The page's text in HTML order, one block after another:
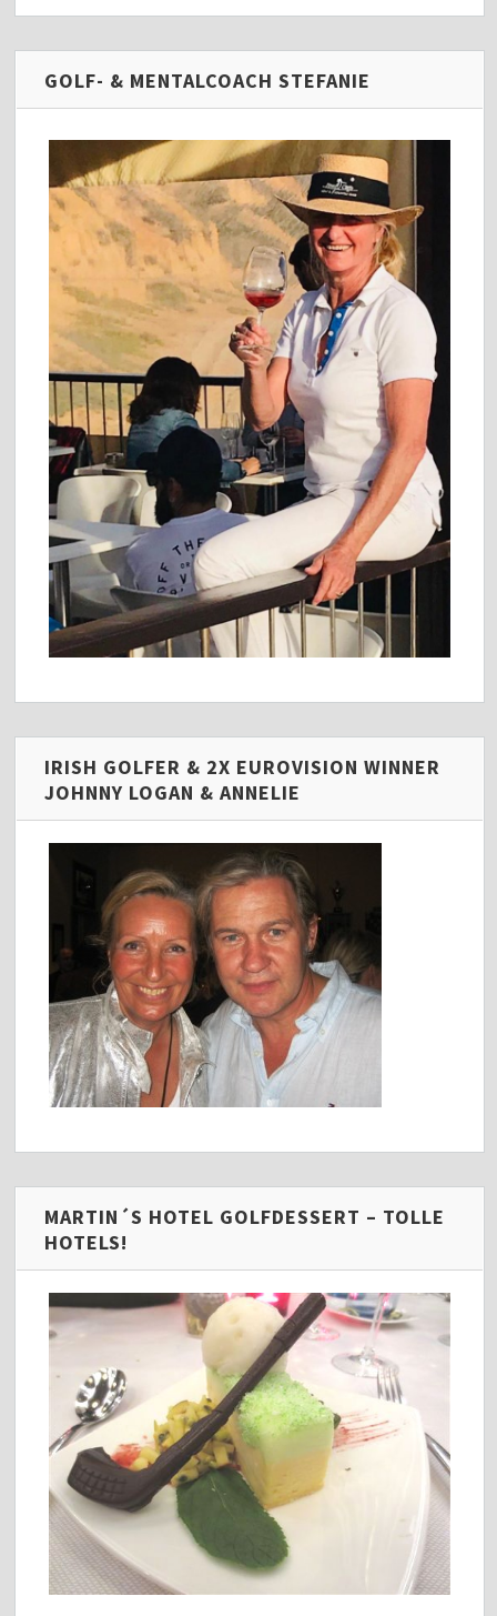
GOLF- & MENTALCOACH STEFANIE
IRISH GOLFER & 2X EUROVISION WINNER
JOHNNY LOGAN & ANNELIE
MARTIN´S HOTEL GOLFDESSERT – TOLLE
HOTELS!